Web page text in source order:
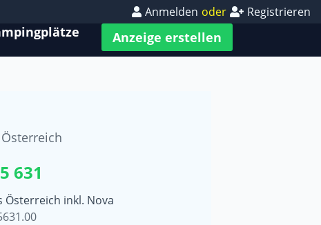
Anmelden oder Registrieren
Anzeige erstellen
Österreich
631
Österreich inkl. Nova